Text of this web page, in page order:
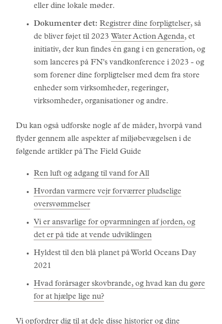
eller dine lokale møder.
Dokumenter det: Registrer dine forpligtelser, så
de bliver føjet til 2023 Water Action Agenda, et
initiativ, der kun findes én gang i en generation, og
som lanceres på FN's vandkonference i 2023 - og
som forener dine forpligtelser med dem fra store
enheder som virksomheder, regeringer,
virksomheder, organisationer og andre.
Du kan også udforske nogle af de måder, hvorpå vand
flyder gennem alle aspekter af miljøbevægelsen i de
følgende artikler på The Field Guide
Ren luft og adgang til vand for All
Hvordan varmere vejr forværrer pludselige
oversvømmelser
Vi er ansvarlige for opvarmningen af jorden, og
det er på tide at vende udviklingen
Hyldest til den blå planet på World Oceans Day
2021
Hvad forårsager skovbrande, og hvad kan du gøre
for at hjælpe lige nu?
Vi opfordrer dig til at dele disse historier og dine